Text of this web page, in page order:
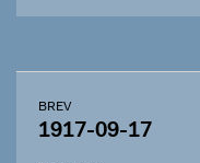
BREV
1917-09-17